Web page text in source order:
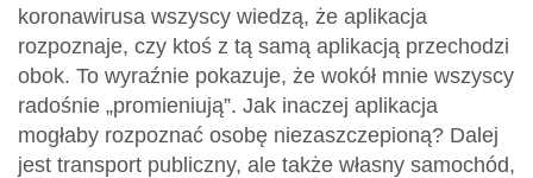
koronawirusa wszyscy wiedzą, że aplikacja
rozpoznaje, czy ktoś z tą samą aplikacją przechodzi
obok. To wyraźnie pokazuje, że wokół mnie wszyscy
radośnie „promieniują”. Jak inaczej aplikacja
mogłaby rozpoznać osobę niezaszczepioną? Dalej
jest transport publiczny, ale także własny samochód,